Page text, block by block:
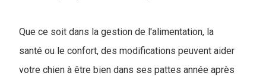
Que ce soit dans la gestion de l'alimentation, la
santé ou le confort, des modifications peuvent aider
votre chien à être bien dans ses pattes année après